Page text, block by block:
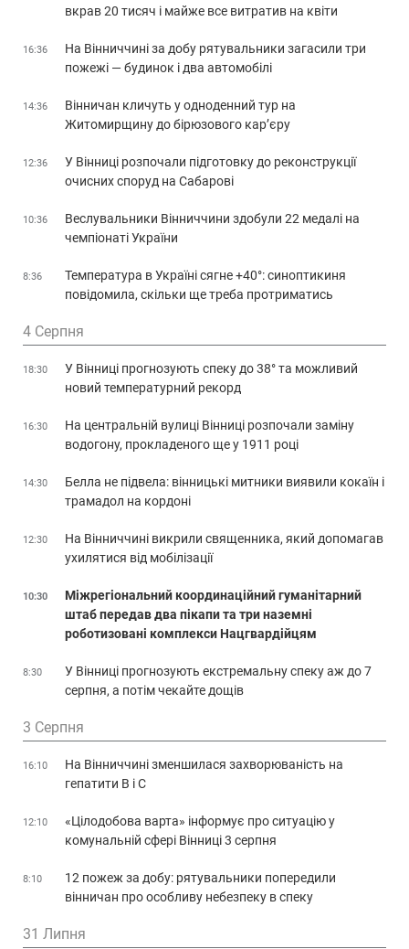
вкрав 20 тисяч і майже все витратив на квіти
16:36
На Вінниччині за добу рятувальники загасили три
пожежі — будинок і два автомобілі
14:36
Вінничан кличуть у одноденний тур на
Житомирщину до бірюзового кар’єру
12:36
У Вінниці розпочали підготовку до реконструкції
очисних споруд на Сабарові
10:36
Веслувальники Вінниччини здобули 22 медалі на
чемпіонаті України
8:36
Температура в Україні сягне +40°: синоптикиня
повідомила, скільки ще треба протриматись
4 Серпня
18:30
У Вінниці прогнозують спеку до 38° та можливий
новий температурний рекорд
16:30
На центральній вулиці Вінниці розпочали заміну
водогону, прокладеного ще у 1911 році
14:30
Белла не підвела: вінницькі митники виявили кокаїн і
трамадол на кордоні
12:30
На Вінниччині викрили священника, який допомагав
ухилятися від мобілізації
10:30
Міжрегіональний координаційний гуманітарний
штаб передав два пікапи та три наземні
роботизовані комплекси Нацгвардійцям
8:30
У Вінниці прогнозують екстремальну спеку аж до 7
серпня, а потім чекайте дощів
3 Серпня
16:10
На Вінниччині зменшилася захворюваність на
гепатити В і С
12:10
«Цілодобова варта» інформує про ситуацію у
комунальній сфері Вінниці 3 серпня
8:10
12 пожеж за добу: рятувальники попередили
вінничан про особливу небезпеку в спеку
31 Липня